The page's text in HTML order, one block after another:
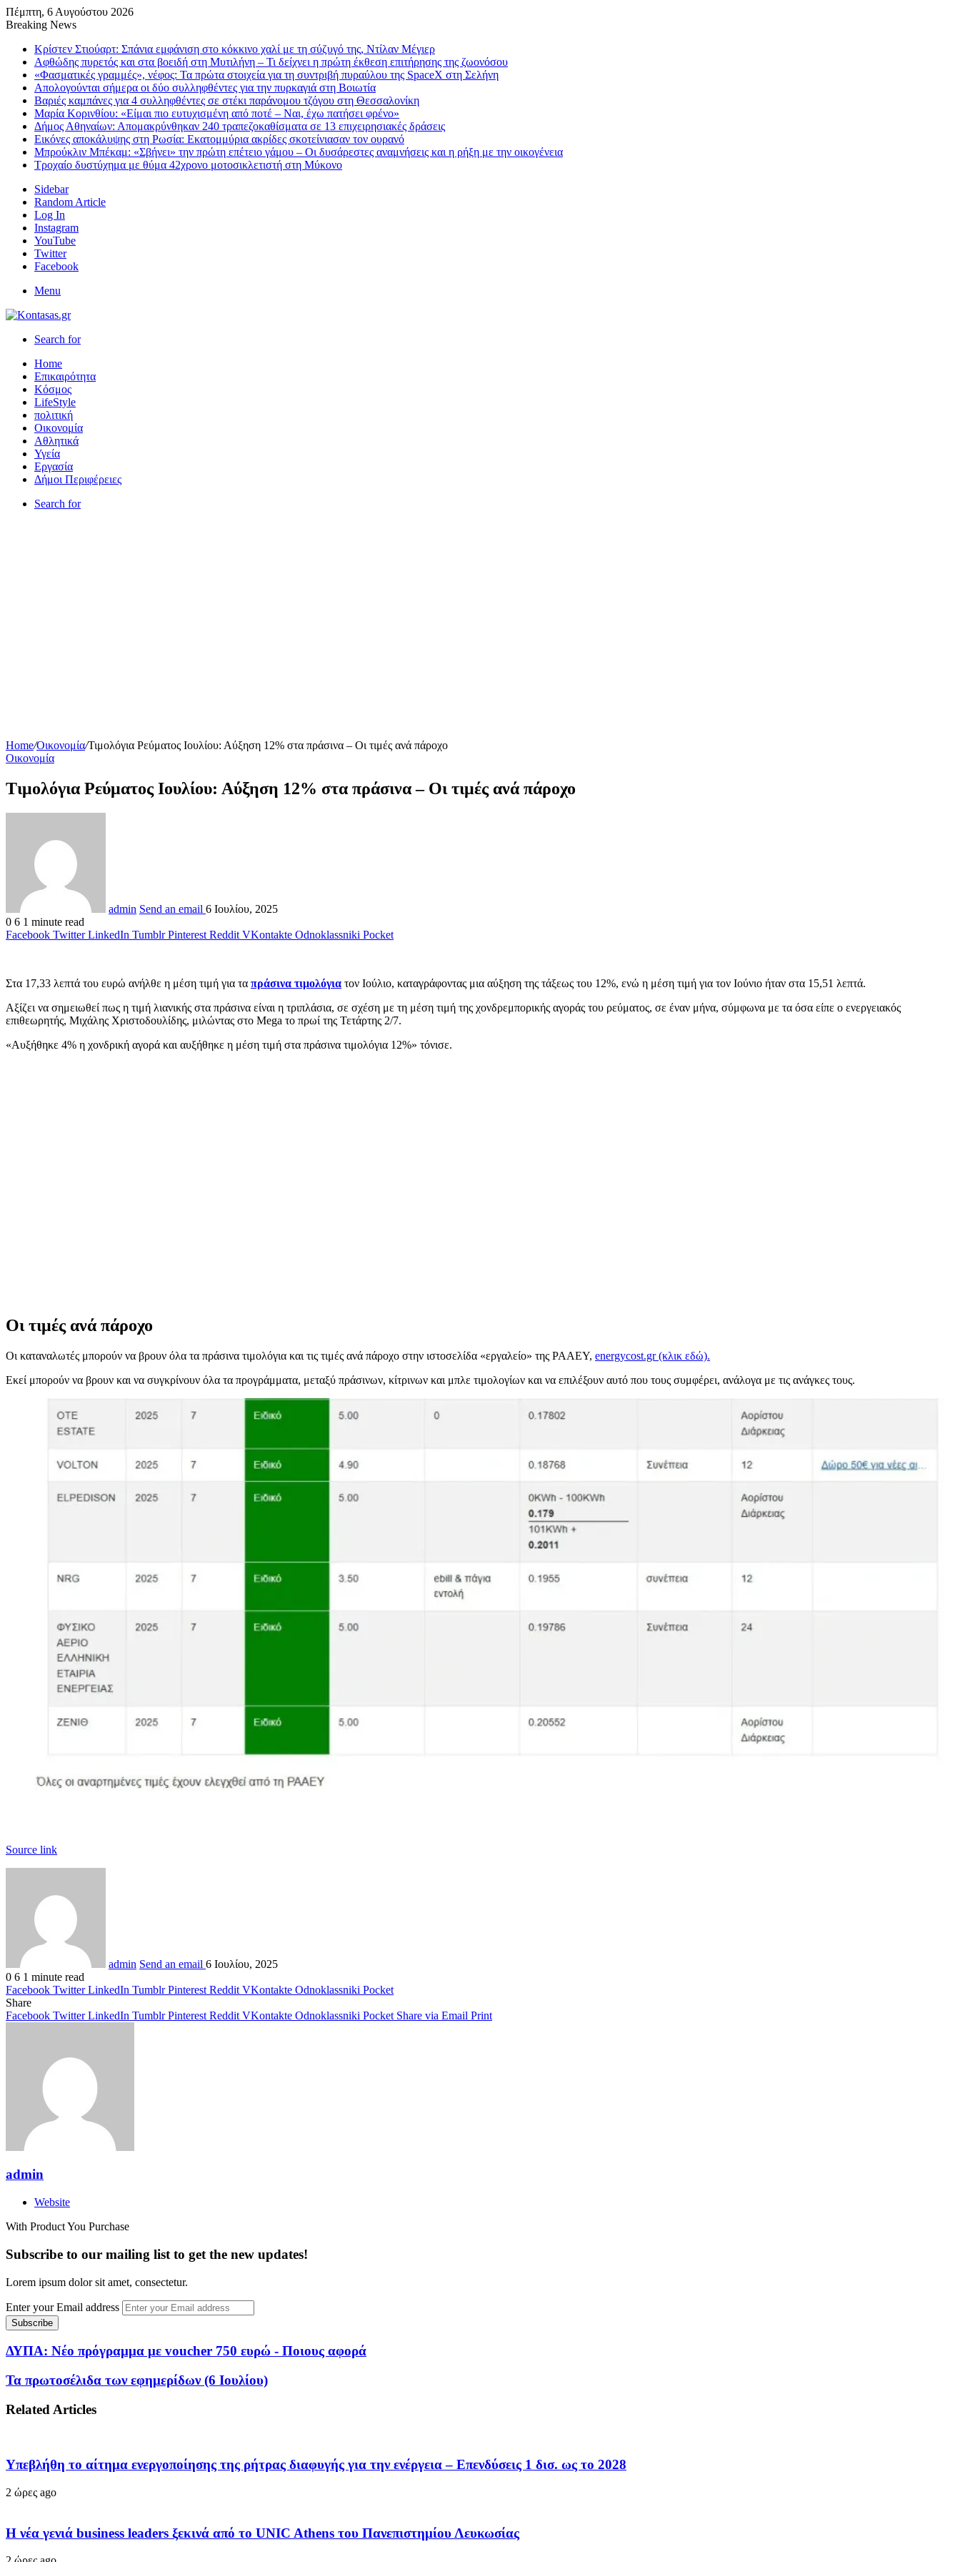
Πέμπτη, 6 Αυγούστου 2026
Breaking News
Κρίστεν Στιούαρτ: Σπάνια εμφάνιση στο κόκκινο χαλί με τη σύζυγό της, Ντίλαν Μέγιερ
Αφθώδης πυρετός και στα βοειδή στη Μυτιλήνη – Τι δείχνει η πρώτη έκθεση επιτήρησης της ζωονόσου
«Φασματικές γραμμές», νέφος: Τα πρώτα στοιχεία για τη συντριβή πυραύλου της SpaceX στη Σελήνη
Απολογούνται σήμερα οι δύο συλληφθέντες για την πυρκαγιά στη Βοιωτία
Βαριές καμπάνες για 4 συλληφθέντες σε στέκι παράνομου τζόγου στη Θεσσαλονίκη
Μαρία Κορινθίου: «Είμαι πιο ευτυχισμένη από ποτέ – Ναι, έχω πατήσει φρένο»
Δήμος Αθηναίων: Απομακρύνθηκαν 240 τραπεζοκαθίσματα σε 13 επιχειρησιακές δράσεις
Εικόνες αποκάλυψης στη Ρωσία: Εκατομμύρια ακρίδες σκοτείνιασαν τον ουρανό
Μπρούκλιν Μπέκαμ: «Σβήνει» την πρώτη επέτειο γάμου – Οι δυσάρεστες αναμνήσεις και η ρήξη με την οικογένεια
Τροχαίο δυστύχημα με θύμα 42χρονο μοτοσικλετιστή στη Μύκονο
Sidebar
Random Article
Log In
Instagram
YouTube
Twitter
Facebook
Menu
Search for
Home
Επικαιρότητα
Κόσμος
LifeStyle
πολιτική
Οικονομία
Αθλητικά
Υγεία
Εργασία
Δήμοι Περιφέρειες
Search for
Home/Οικονομία/Τιμολόγια Ρεύματος Ιουλίου: Αύξηση 12% στα πράσινα – Οι τιμές ανά πάροχο
Οικονομία
Τιμολόγια Ρεύματος Ιουλίου: Αύξηση 12% στα πράσινα – Οι τιμές ανά πάροχο
admin Send an email 6 Ιουλίου, 2025
0 6 1 minute read
Facebook Twitter LinkedIn Tumblr Pinterest Reddit VKontakte Odnoklassniki Pocket
Στα 17,33 λεπτά του ευρώ ανήλθε η μέση τιμή για τα πράσινα τιμολόγια τον Ιούλιο, καταγράφοντας μια αύξηση της τάξεως του 12%, ενώ η μέση τιμή για τον Ιούνιο ήταν στα 15,51 λεπτά.
Αξίζει να σημειωθεί πως η τιμή λιανικής στα πράσινα είναι η τριπλάσια, σε σχέση με τη μέση τιμή της χονδρεμπορικής αγοράς του ρεύματος, σε έναν μήνα, σύμφωνα με τα όσα είπε ο ενεργειακός
επιθεωρητής, Μιχάλης Χριστοδουλίδης, μιλώντας στο Mega το πρωί της Τετάρτης 2/7.
«Αυξήθηκε 4% η χονδρική αγορά και αυξήθηκε η μέση τιμή στα πράσινα τιμολόγια 12%» τόνισε.
Οι τιμές ανά πάροχο
Οι καταναλωτές μπορούν να βρουν όλα τα πράσινα τιμολόγια και τις τιμές ανά πάροχο στην ιστοσελίδα «εργαλείο» της ΡΑΑΕΥ, energycost.gr (κλικ εδώ).
Εκεί μπορούν να βρουν και να συγκρίνουν όλα τα προγράμματα, μεταξύ πράσινων, κίτρινων και μπλε τιμολογίων και να επιλέξουν αυτό που τους συμφέρει, ανάλογα με τις ανάγκες τους.
Source link
admin Send an email 6 Ιουλίου, 2025
0 6 1 minute read
Facebook Twitter LinkedIn Tumblr Pinterest Reddit VKontakte Odnoklassniki Pocket
Share
Facebook Twitter LinkedIn Tumblr Pinterest Reddit VKontakte Odnoklassniki Pocket Share via Email Print
admin
Website
With Product You Purchase
Subscribe to our mailing list to get the new updates!
Lorem ipsum dolor sit amet, consectetur.
Enter your Email address
ΔΥΠΑ: Νέο πρόγραμμα με voucher 750 ευρώ - Ποιους αφορά
Τα πρωτοσέλιδα των εφημερίδων (6 Ιουλίου)
Related Articles
Υπεβλήθη το αίτημα ενεργοποίησης της ρήτρας διαφυγής για την ενέργεια – Επενδύσεις 1 δισ. ως το 2028
2 ώρες ago
Η νέα γενιά business leaders ξεκινά από το UNIC Athens του Πανεπιστημίου Λευκωσίας